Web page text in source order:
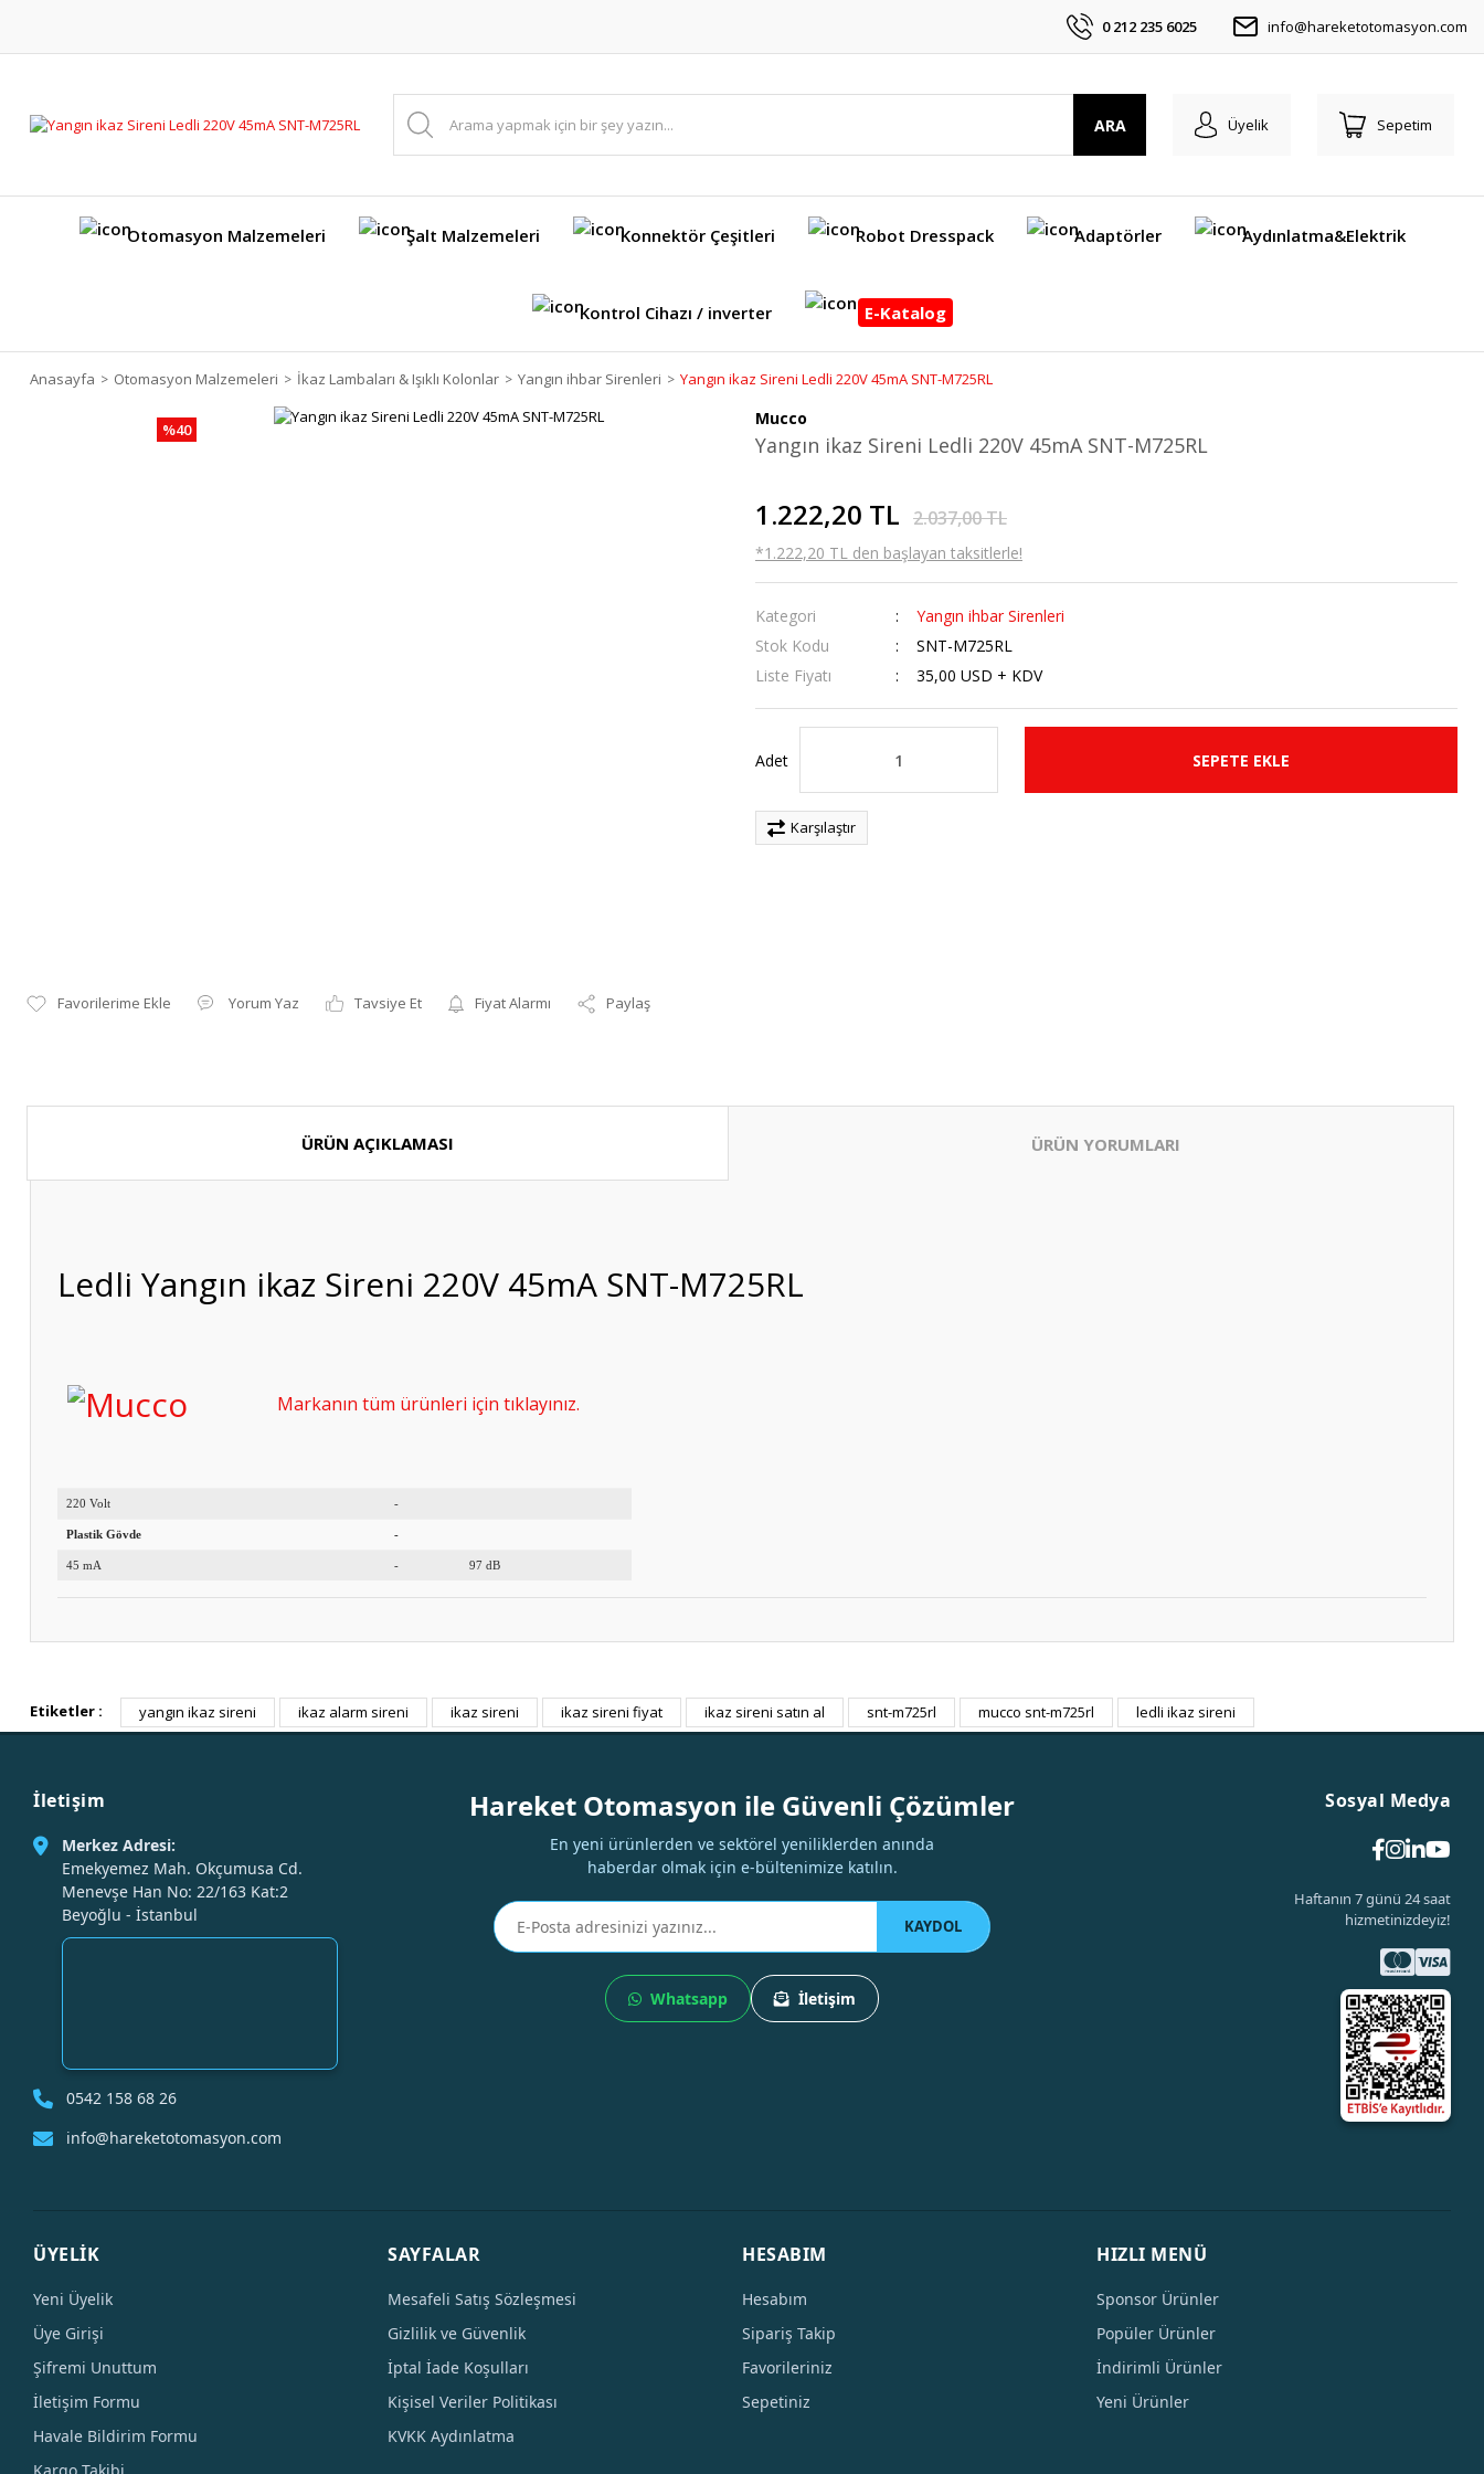
0 212 235 6025 info@hareketotomasyon.com
ARA Üyelik Sepetim
Otomasyon Malzemeleri Şalt Malzemeleri Konnektör Çeşitleri Robot Dresspack Adaptörler Aydınlatma&Elektrik
Kontrol Cihazı / inverter E-Katalog
Anasayfa Otomasyon Malzemeleri İkaz Lambaları & Işıklı Kolonlar Yangın ihbar Sirenleri Yangın ikaz Sireni Ledli 220V 45mA SNT-M725RL
%40
Yorum Yaz Tavsiye Et Fiyat Alarmı Paylaş
Mucco
Yangın ikaz Sireni Ledli 220V 45mA SNT-M725RL
1.222,20 TL 2.037,00 TL
*1.222,20 TL den başlayan taksitlerle!
Kategori
Yangın ihbar Sirenleri
Stok Kodu
SNT-M725RL
Liste Fiyatı
35,00 USD + KDV
Adet SEPETE EKLE
Karşılaştır
ÜRÜN AÇIKLAMASI ÜRÜN YORUMLARI
Ledli Yangın ikaz Sireni 220V 45mA SNT-M725RL
Markanın tüm ürünleri için tıklayınız.
220 Volt -
Plastik Gövde -
45 mA - 97 dB
Bu ürüne ilk yorumu siz yapın!
Etiketler : yangın ikaz sireni ikaz alarm sireni ikaz sireni ikaz sireni fiyat ikaz sireni satın al snt-m725rl mucco snt-m725rl ledli ikaz sireni
İletişim
Merkez Adresi:
Emekyemez Mah. Okçumusa Cd.
Menevşe Han No: 22/163 Kat:2
Beyoğlu - İstanbul
0542 158 68 26
info@hareketotomasyon.com
Hareket Otomasyon ile Güvenli Çözümler
En yeni ürünlerden ve sektörel yeniliklerden anında
haberdar olmak için e-bültenimize katılın.
KAYDOL
Whatsapp İletişim
Sosyal Medya
Haftanın 7 günü 24 saat
hizmetinizdeyiz!
ÜYELİK
Yeni Üyelik
Üye Girişi
Şifremi Unuttum
İletişim Formu
Havale Bildirim Formu
SAYFALAR
Mesafeli Satış Sözleşmesi
Gizlilik ve Güvenlik
İptal İade Koşulları
Kişisel Veriler Politikası
KVKK Aydınlatma
HESABIM
Hesabım
Sipariş Takip
Favorileriniz
Sepetiniz
HIZLI MENÜ
Sponsor Ürünler
Popüler Ürünler
İndirimli Ürünler
Yeni Ürünler